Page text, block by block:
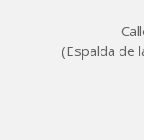
(Espalda de